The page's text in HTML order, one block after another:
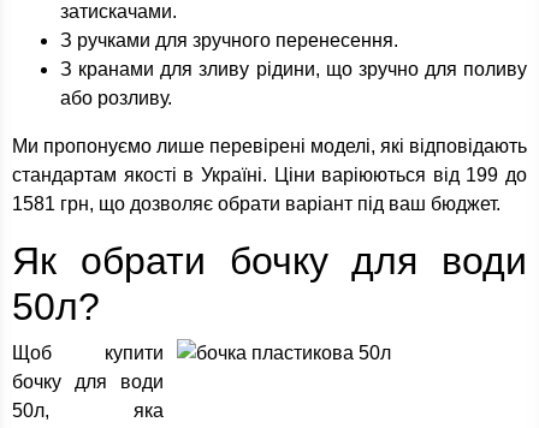
затискачами.
З ручками для зручного перенесення.
З кранами для зливу рідини, що зручно для поливу
або розливу.
Ми пропонуємо лише перевірені моделі, які відповідають
стандартам якості в Україні. Ціни варіюються від 199 до
1581 грн, що дозволяє обрати варіант під ваш бюджет.
Як обрати бочку для води
50л?
Щоб купити
бочку для води
50л, яка